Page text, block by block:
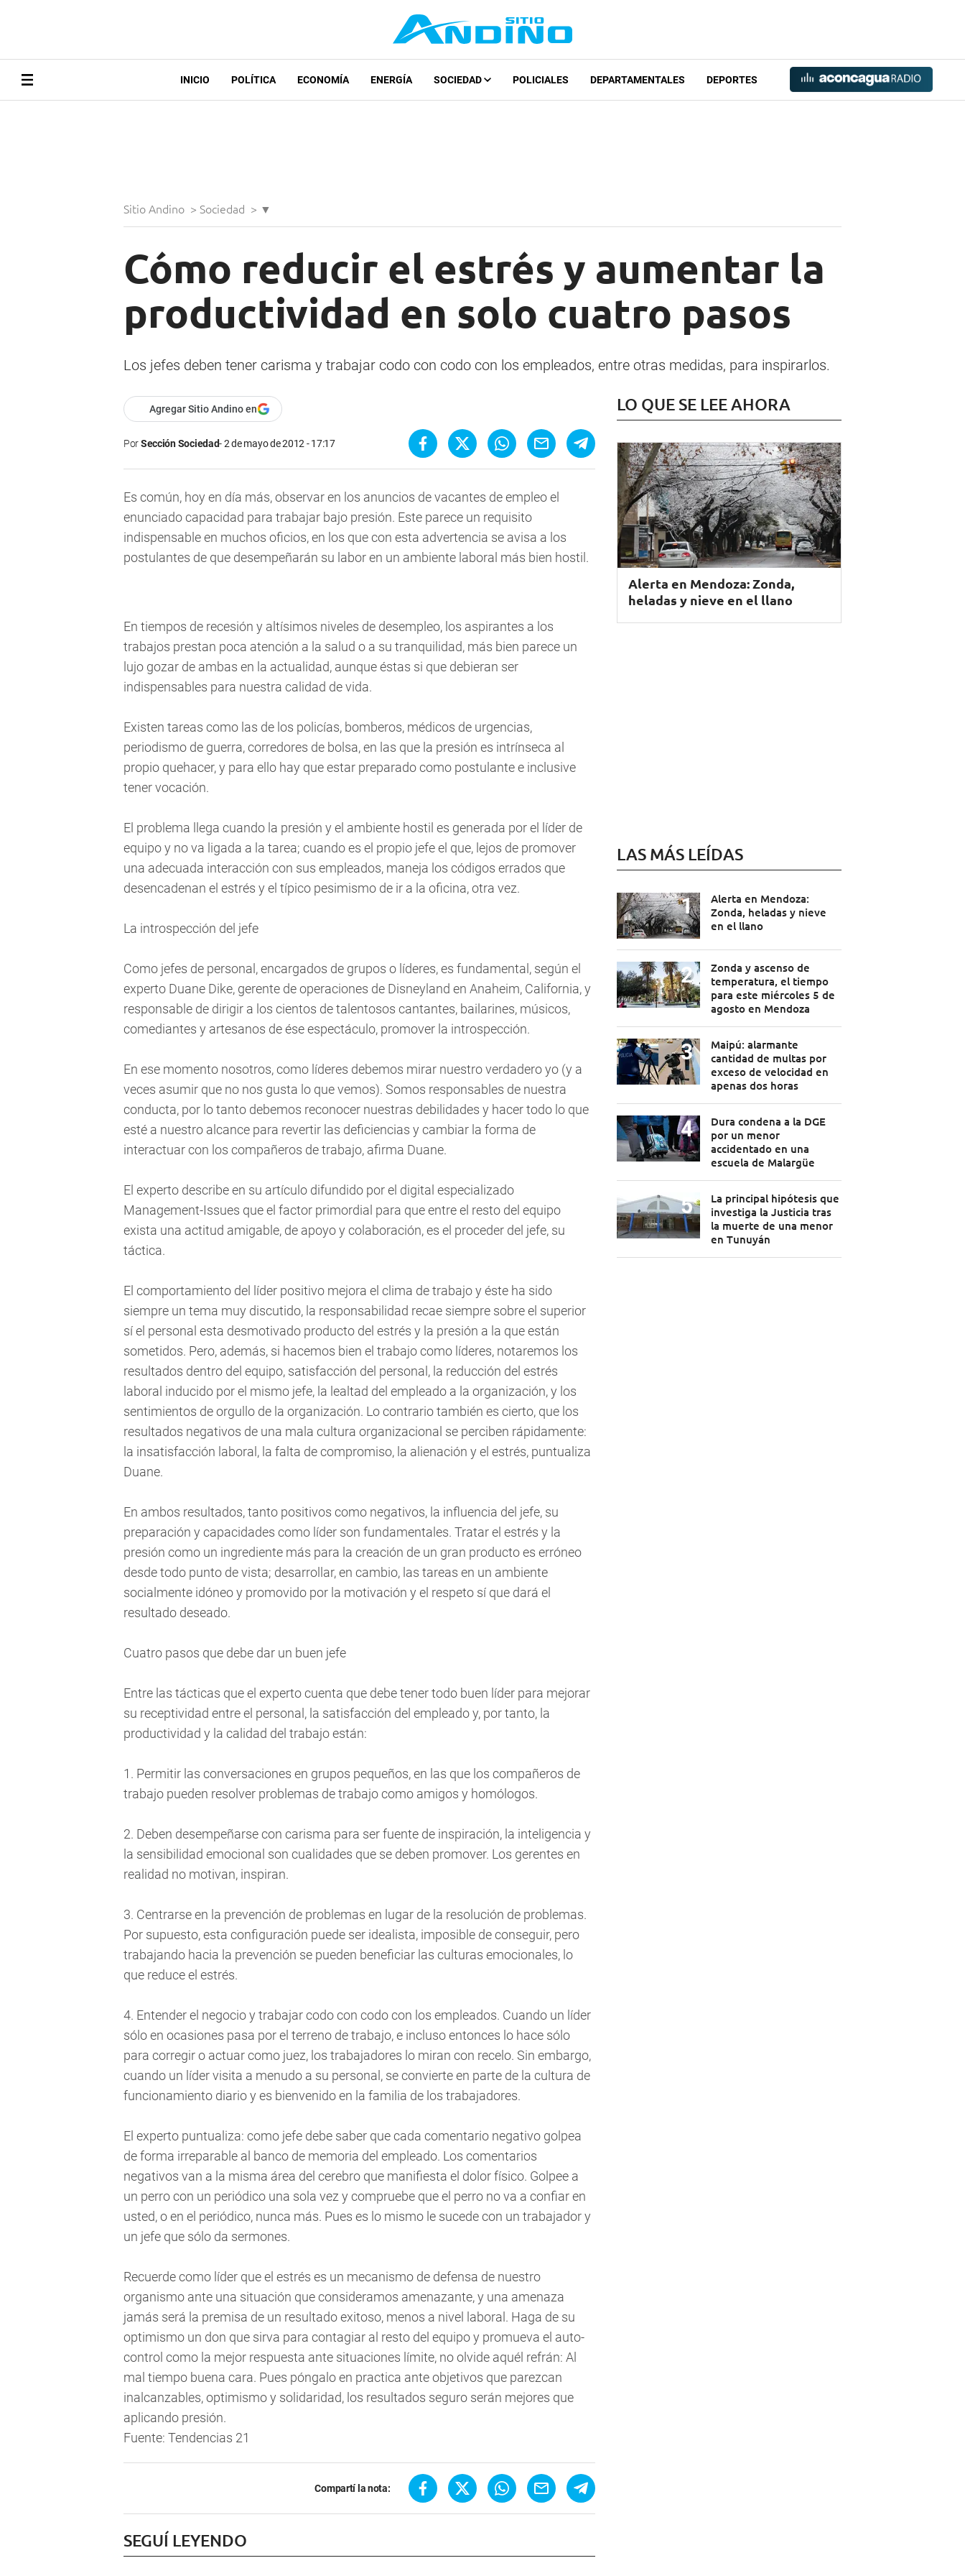
INICIO POLÍTICA ECONOMÍA ENERGÍA SOCIEDAD POLICIALES DEPARTAMENTALES DEPORTES
Sitio Andino > Sociedad > ▼
Cómo reducir el estrés y aumentar la
productividad en solo cuatro pasos
Los jefes deben tener carisma y trabajar codo con codo con los empleados, entre otras medidas, para inspirarlos.
Agregar Sitio Andino en
PorSección Sociedad 2 de mayo de 2012 - 17:17
Es común, hoy en día más, observar en los anuncios de vacantes de empleo el
enunciado capacidad para trabajar bajo presión. Este parece un requisito
indispensable en muchos oficios, en los que con esta advertencia se avisa a los
postulantes de que desempeñarán su labor en un ambiente laboral más bien hostil.
En tiempos de recesión y altísimos niveles de desempleo, los aspirantes a los
trabajos prestan poca atención a la salud o a su tranquilidad, más bien parece un
lujo gozar de ambas en la actualidad, aunque éstas si que debieran ser
indispensables para nuestra calidad de vida.
Existen tareas como las de los policías, bomberos, médicos de urgencias,
periodismo de guerra, corredores de bolsa, en las que la presión es intrínseca al
propio quehacer, y para ello hay que estar preparado como postulante e inclusive
tener vocación.
El problema llega cuando la presión y el ambiente hostil es generada por el líder de
equipo y no va ligada a la tarea; cuando es el propio jefe el que, lejos de promover
una adecuada interacción con sus empleados, maneja los códigos errados que
desencadenan el estrés y el típico pesimismo de ir a la oficina, otra vez.
La introspección del jefe
Como jefes de personal, encargados de grupos o líderes, es fundamental, según el
experto Duane Dike, gerente de operaciones de Disneyland en Anaheim, California, y
responsable de dirigir a los cientos de talentosos cantantes, bailarines, músicos,
comediantes y artesanos de ése espectáculo, promover la introspección.
En ese momento nosotros, como líderes debemos mirar nuestro verdadero yo (y a
veces asumir que no nos gusta lo que vemos). Somos responsables de nuestra
conducta, por lo tanto debemos reconocer nuestras debilidades y hacer todo lo que
esté a nuestro alcance para revertir las deficiencias y cambiar la forma de
interactuar con los compañeros de trabajo, afirma Duane.
El experto describe en su artículo difundido por el digital especializado
Management-Issues que el factor primordial para que entre el resto del equipo
exista una actitud amigable, de apoyo y colaboración, es el proceder del jefe, su
táctica.
El comportamiento del líder positivo mejora el clima de trabajo y éste ha sido
siempre un tema muy discutido, la responsabilidad recae siempre sobre el superior
sí el personal esta desmotivado producto del estrés y la presión a la que están
sometidos. Pero, además, si hacemos bien el trabajo como líderes, notaremos los
resultados dentro del equipo, satisfacción del personal, la reducción del estrés
laboral inducido por el mismo jefe, la lealtad del empleado a la organización, y los
sentimientos de orgullo de la organización. Lo contrario también es cierto, que los
resultados negativos de una mala cultura organizacional se perciben rápidamente:
la insatisfacción laboral, la falta de compromiso, la alienación y el estrés, puntualiza
Duane.
En ambos resultados, tanto positivos como negativos, la influencia del jefe, su
preparación y capacidades como líder son fundamentales. Tratar el estrés y la
presión como un ingrediente más para la creación de un gran producto es erróneo
desde todo punto de vista; desarrollar, en cambio, las tareas en un ambiente
socialmente idóneo y promovido por la motivación y el respeto sí que dará el
resultado deseado.
Cuatro pasos que debe dar un buen jefe
Entre las tácticas que el experto cuenta que debe tener todo buen líder para mejorar
su receptividad entre el personal, la satisfacción del empleado y, por tanto, la
productividad y la calidad del trabajo están:
1. Permitir las conversaciones en grupos pequeños, en las que los compañeros de
trabajo pueden resolver problemas de trabajo como amigos y homólogos.
2. Deben desempeñarse con carisma para ser fuente de inspiración, la inteligencia y
la sensibilidad emocional son cualidades que se deben promover. Los gerentes en
realidad no motivan, inspiran.
3. Centrarse en la prevención de problemas en lugar de la resolución de problemas.
Por supuesto, esta configuración puede ser idealista, imposible de conseguir, pero
trabajando hacia la prevención se pueden beneficiar las culturas emocionales, lo
que reduce el estrés.
4. Entender el negocio y trabajar codo con codo con los empleados. Cuando un líder
sólo en ocasiones pasa por el terreno de trabajo, e incluso entonces lo hace sólo
para corregir o actuar como juez, los trabajadores lo miran con recelo. Sin embargo,
cuando un líder visita a menudo a su personal, se convierte en parte de la cultura de
funcionamiento diario y es bienvenido en la familia de los trabajadores.
El experto puntualiza: como jefe debe saber que cada comentario negativo golpea
de forma irreparable al banco de memoria del empleado. Los comentarios
negativos van a la misma área del cerebro que manifiesta el dolor físico. Golpee a
un perro con un periódico una sola vez y compruebe que el perro no va a confiar en
usted, o en el periódico, nunca más. Pues es lo mismo le sucede con un trabajador y
un jefe que sólo da sermones.
Recuerde como líder que el estrés es un mecanismo de defensa de nuestro
organismo ante una situación que consideramos amenazante, y una amenaza
jamás será la premisa de un resultado exitoso, menos a nivel laboral. Haga de su
optimismo un don que sirva para contagiar al resto del equipo y promueva el auto-
control como la mejor respuesta ante situaciones límite, no olvide aquél refrán: Al
mal tiempo buena cara. Pues póngalo en practica ante objetivos que parezcan
inalcanzables, optimismo y solidaridad, los resultados seguro serán mejores que
aplicando presión.
Fuente: Tendencias 21
Compartí la nota:
SEGUÍ LEYENDO
LO QUE SE LEE AHORA
Alerta en Mendoza: Zonda,
heladas y nieve en el llano
LAS MÁS LEÍDAS
Alerta en Mendoza:
Zonda, heladas y nieve
en el llano
Zonda y ascenso de
temperatura, el tiempo
para este miércoles 5 de
agosto en Mendoza
Maipú: alarmante
cantidad de multas por
exceso de velocidad en
apenas dos horas
Dura condena a la DGE
por un menor
accidentado en una
escuela de Malargüe
La principal hipótesis que
investiga la Justicia tras
la muerte de una menor
en Tunuyán